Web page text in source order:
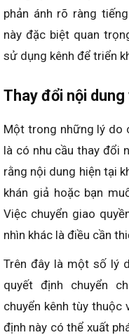
phản ánh rõ ràng
này đặc biệt quan
sử dụng kênh để triển
Thay đổi nội
Một trong những lý do
là có nhu cầu thay đổi
rằng nội dung hiện tại
khán giả hoặc bạn
Việc chuyển giao
nhìn khác là điều cần
Trên đây là một số lý
quyết định chuyển
chuyển kênh tùy thuộc
định này có thể xuất